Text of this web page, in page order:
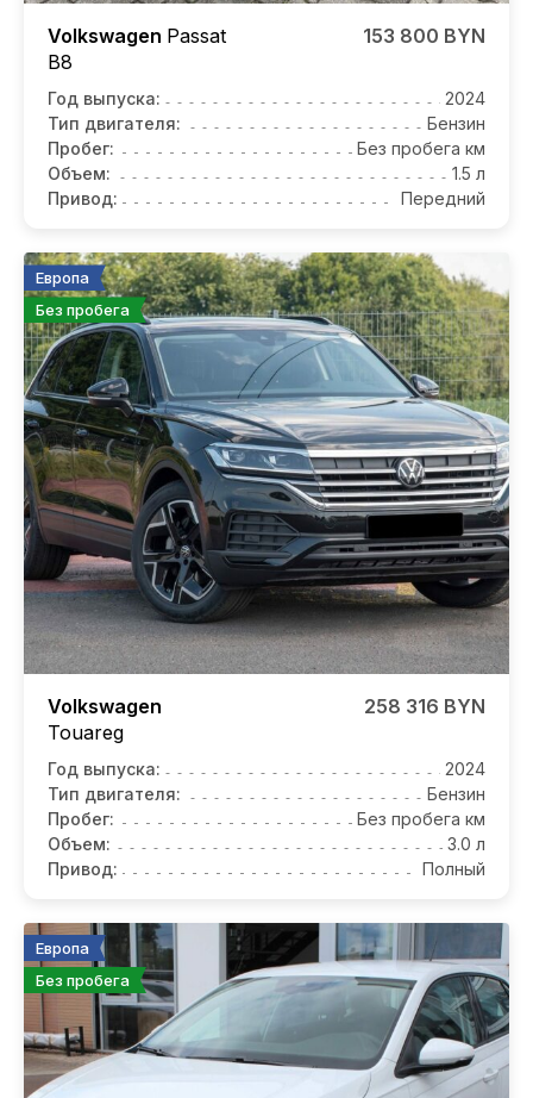
Volkswagen Passat
B8
153 800 BYN
Год выпуска:
2024
Тип двигателя:
Бензин
Пробег:
Без пробега км
Объем:
1.5 л
Привод:
Передний
Европа
Без пробега
Volkswagen
Touareg
258 316 BYN
Год выпуска:
2024
Тип двигателя:
Бензин
Пробег:
Без пробега км
Объем:
3.0 л
Привод:
Полный
Европа
Без пробега